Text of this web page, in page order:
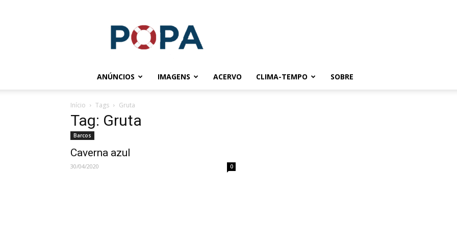
ANÚNCIOS IMAGENS ACERVO CLIMA-TEMPO SOBRE
Início Tags Gruta
Tag: Gruta
Barcos
Caverna azul
30/04/2020 0